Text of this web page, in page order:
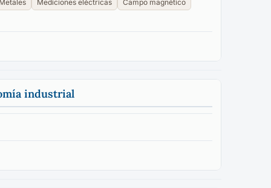
Metales Mediciones eléctricas
Campo magnético
industrial